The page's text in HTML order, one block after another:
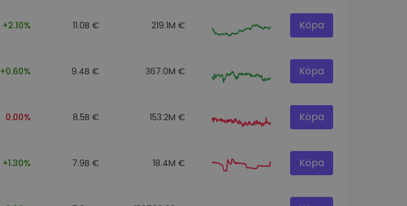
+2.10% 11.0B € 219.1M € Köpa
+0.60% 9.4B € 367.0M € Köpa
0.00% 8.5B € 153.2M € Köpa
+1.30% 7.9B € 18.4M € Köpa